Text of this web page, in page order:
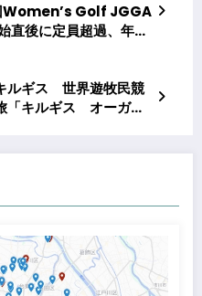
Women’s Golf JGGA
後に定員超過、年々
ルギス 世界遊牧民競
「キルギス オーガニ